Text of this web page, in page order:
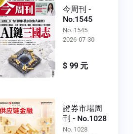
今周刊 -
No.1545
No. 1545
2026-07-30
$ 99 元
證券市場周
刊 - No.1028
No. 1028